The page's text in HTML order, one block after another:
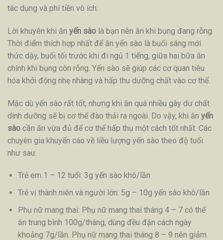
tác dụng và phí tiền vô ích.
Lời khuyên khi ăn yến sào là bạn nên ăn khi bụng đang rỗng.
Thời điểm thích hợp nhất để ăn yến sào là buổi sáng mới
thức dậy, buổi tối trước khi đi ngủ 1 tiếng, giữa hai bữa ăn
chính khi bụng còn rỗng. Yến sào sẽ giúp các cơ quan tiêu
hóa khởi động nhẹ nhàng và hấp thu dưỡng chất vào cơ thể.
Mặc dù yến sào rất tốt, nhưng khi ăn quá nhiều gây dư chất
dinh dưỡng sẽ bị cơ thể đào thải ra ngoài. Do vậy, khi ăn yến
sào cần ăn vừa đủ để cơ thể hấp thụ một cách tốt nhất. Các
chuyên gia khuyến cáo về liều lượng yến sào theo độ tuổi
như sau:
Trẻ em 1 – 12 tuổi: 3g yến sào khô/lần
Trẻ vị thành niên và người lớn: 5g – 10g yến sào khô/lần
Phụ nữ mang thai: Phụ nữ mang thai tháng 4 – 7 có thể
ăn trung bình 100g/tháng, dùng đều đặn cách ngày
khoảng 7g/lần. Phụ nữ mang thai tháng 8 – 9 nên giảm